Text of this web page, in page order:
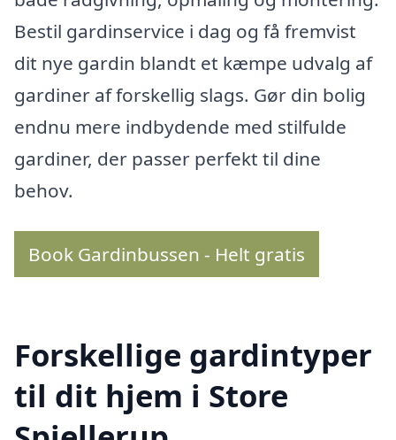
Bestil gardinservice i dag og få fremvist
dit nye gardin blandt et kæmpe udvalg af
gardiner af forskellig slags. Gør din bolig
endnu mere indbydende med stilfulde
gardiner, der passer perfekt til dine
behov.
Book Gardinbussen - Helt gratis
Forskellige gardintyper
til dit hjem i Store